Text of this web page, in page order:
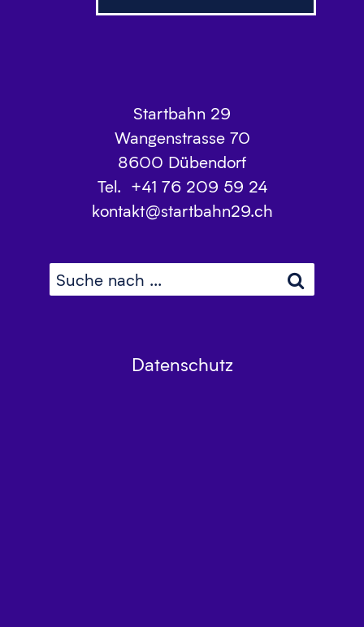
Startbahn 29
Wangenstrasse 70
8600 Dübendorf
Tel. +41 76 209 59 24
kontakt@startbahn29.ch
Datenschutz